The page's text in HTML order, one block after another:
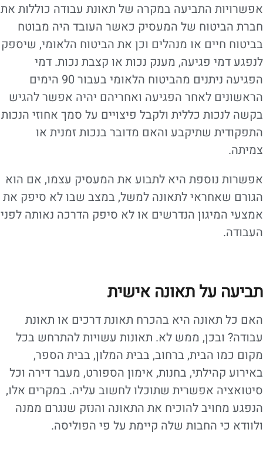
אפשרויות התביעה במקרה של תאונת עבודה כוללות את
חברת הביטוח של המעסיק כאשר העובד היה מבוטח
בביטוח חיים או מנהלים וכן את הביטוח הלאומי, שיספק
לנפגע דמי פגיעה, מענק נכות או קצבת נכות. דמי
הפגיעה ניתנים מהביטוח הלאומי בעבור 90 הימים
הראשונים לאחר הפגיעה ואחריהם יהיה אפשר להגיש
בקשה לנכות כללית ולקבל פיצויים על סמך אחוזי הנכות
התפקודית שתיקבע והאם מדובר בנכות זמנית או
צמיתה.
אפשרות נוספת היא לתבוע את המעסיק עצמו, אם הוא
הגורם שאחראי לתאונה למשל, במצב שבו לא סיפק את
אמצעי המיגון הנדרשים או לא סיפק הדרכה נאותה לפני
העבודה.
תביעה על תאונה אישית
האם כל תאונה היא בהכרח תאונת דרכים או תאונת
עבודה? ובכן, ממש לא. תאונות עשויות להתרחש בכל
מקום כמו הבית, ברחוב, בבית המלון, בבית הספר,
באירוע קהילתי, בחנות, אימון הספורט, מעבר דירה וכל
סיטואציה אפשרית שתוכלו לחשוב עליה. במקרים אלו,
הנפגע מחויב להוכיח את התאונה והנזק שנגרם ממנה
ולוודא כי החבות שלה קיימת על פי הפוליסה.